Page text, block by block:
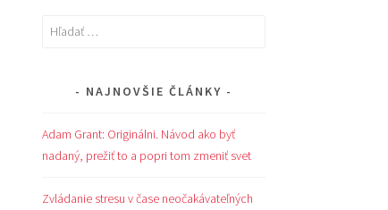
Hľadať:
NAJNOVŠIE ČLÁNKY
Adam Grant: Originálni. Návod ako byť
nadaný, prežiť to a popri tom zmeniť svet
Zvládanie stresu v čase neočakávateľných